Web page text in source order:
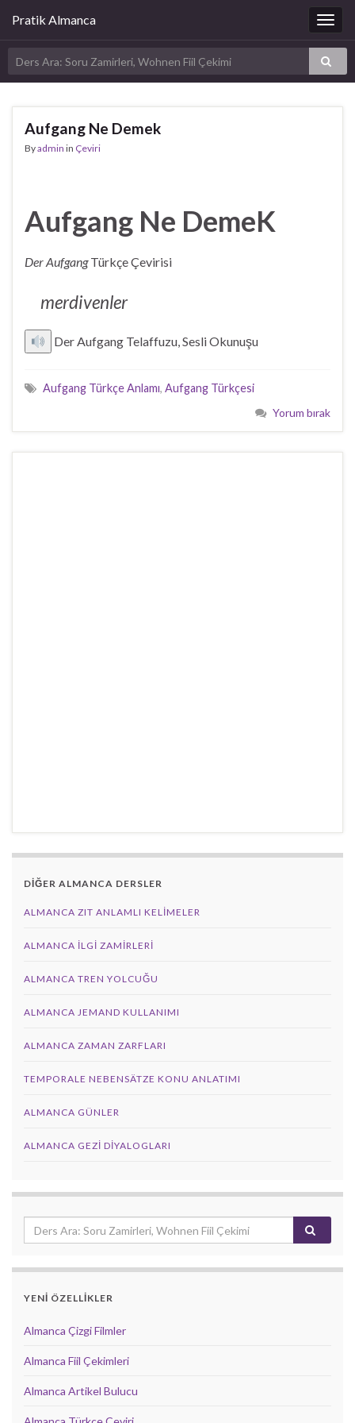
Pratik Almanca
Aufgang Ne Demek
Byadmin in Çeviri
Aufgang Ne DemeK
Der AufgangTürkçe Çevirisi
merdivenler
Der Aufgang Telaffuzu, Sesli Okunuşu
Aufgang Türkçe Anlamı, Aufgang Türkçesi
Yorum bırak
DİĞER ALMANCA DERSLER
ALMANCA ZIT ANLAMLI KELIMELER
ALMANCA İLGI ZAMIRLERI
ALMANCA TREN YOLCUĞU
ALMANCA JEMAND KULLANIMI
ALMANCA ZAMAN ZARFLARI
TEMPORALE NEBENSÄTZE KONU ANLATIMI
ALMANCA GÜNLER
ALMANCA GEZI DIYALOGLARI
YENİ ÖZELLİKLER
Almanca Çizgi Filmler
Almanca Fiil Çekimleri
Almanca Artikel Bulucu